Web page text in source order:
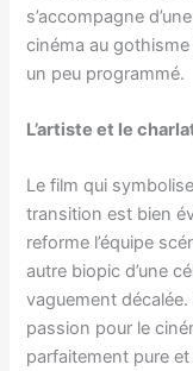
s’accompagne
cinéma au
un peu programmé.
L’artiste et le
Le film qui
transition est bien
reforme l’équipe
autre biopic d’une
vaguement
passion pour le
parfaitement pure